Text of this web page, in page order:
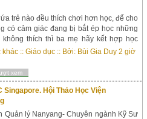
trẻ nào đều thích chơi hơn học, để cho
có cảm giác đang bị bắt ép học những
không thích thì ba mẹ hãy kết hợp học
cùng con qua các trò chơi tương tác.
một số...
khác ::Giáo dục :: Bởi: Bùi Gia Duy 2 giờ
xem
Singapore. Hội Thảo Học Viện
Quản lý Nanyang- Chuyên ngành Kỹ Sư